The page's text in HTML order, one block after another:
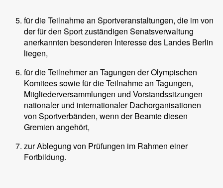
für die Teilnahme an Sportveranstaltungen, die im von
der für den Sport zuständigen Senatsverwaltung
anerkannten besonderen Interesse des Landes Berlin
liegen,
für die Teilnehmer an Tagungen der Olympischen
Komitees sowie für die Teilnahme an Tagungen,
Mitgliederversammlungen und Vorstandssitzungen
nationaler und internationaler Dachorganisationen
von Sportverbänden, wenn der Beamte diesen
Gremien angehört,
zur Ablegung von Prüfungen im Rahmen einer
Fortbildung.